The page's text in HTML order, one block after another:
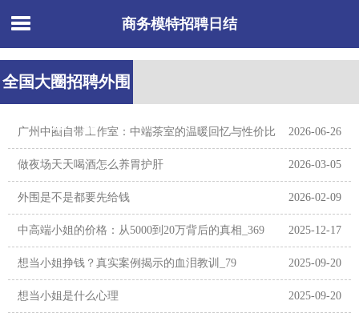
商务模特招聘日结
全国大圈招聘外围
一单一结
‌广州中圈自带工作室‌：中端茶室的温暖回忆与性价比 2026-06-26
做夜场天天喝酒怎么养胃护肝 2026-03-05
外围是不是都要先给钱 2026-02-09
中高端小姐的价格：从5000到20万背后的真相_369 2025-12-17
想当小姐挣钱？真实案例揭示的血泪教训_79 2025-09-20
想当小姐是什么心理 2025-09-20